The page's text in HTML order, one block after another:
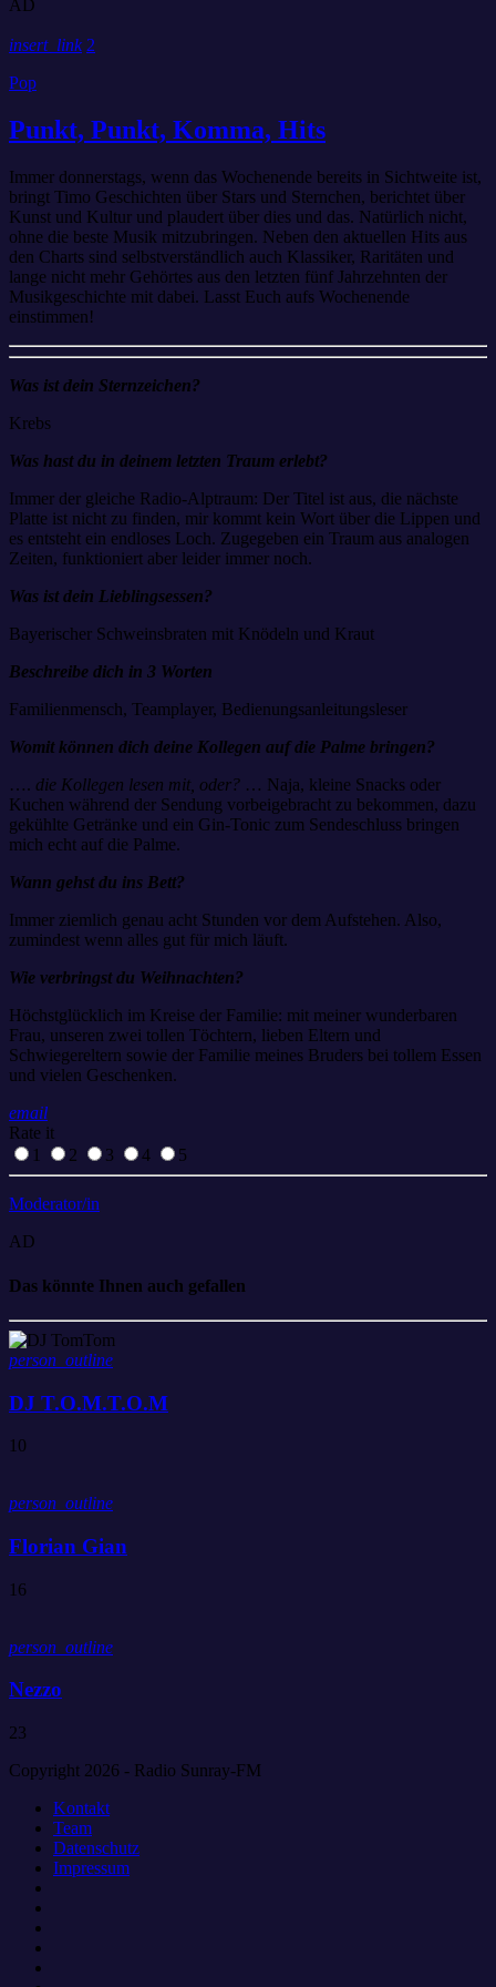
AD
insert_link 2
Pop
Punkt, Punkt, Komma, Hits
Immer donnerstags, wenn das Wochenende bereits in Sichtweite ist,
bringt Timo Geschichten über Stars und Sternchen, berichtet über
Kunst und Kultur und plaudert über dies und das. Natürlich nicht,
ohne die beste Musik mitzubringen. Neben den aktuellen Hits aus
den Charts sind selbstverständlich auch Klassiker, Raritäten und
lange nicht mehr Gehörtes aus den letzten fünf Jahrzehnten der
Musikgeschichte mit dabei. Lasst Euch aufs Wochenende
einstimmen!
Was ist dein Sternzeichen?
Krebs
Was hast du in deinem letzten Traum erlebt?
Immer der gleiche Radio-Alptraum: Der Titel ist aus, die nächste
Platte ist nicht zu finden, mir kommt kein Wort über die Lippen und
es entsteht ein endloses Loch. Zugegeben ein Traum aus analogen
Zeiten, funktioniert aber leider immer noch.
Was ist dein Lieblingsessen?
Bayerischer Schweinsbraten mit Knödeln und Kraut
Beschreibe dich in 3 Worten
Familienmensch, Teamplayer, Bedienungsanleitungsleser
Womit können dich deine Kollegen auf die Palme bringen?
…. die Kollegen lesen mit, oder? … Naja, kleine Snacks oder
Kuchen während der Sendung vorbeigebracht zu bekommen, dazu
gekühlte Getränke und ein Gin-Tonic zum Sendeschluss bringen
mich echt auf die Palme.
Wann gehst du ins Bett?
Immer ziemlich genau acht Stunden vor dem Aufstehen. Also,
zumindest wenn alles gut für mich läuft.
Wie verbringst du Weihnachten?
Höchstglücklich im Kreise der Familie: mit meiner wunderbaren
Frau, unseren zwei tollen Töchtern, lieben Eltern und
Schwiegereltern sowie der Familie meines Bruders bei tollem Essen
und vielen Geschenken.
email
Rate it
1
2 3 4 5
Moderator/in
AD
Das könnte Ihnen auch gefallen
person_outline
DJ T.O.M.T.O.M
10
person_outline
Florian Gian
16
person_outline
Nezzo
23
Copyright 2026 - Radio Sunray-FM
Kontakt
Team
Datenschutz
Impressum